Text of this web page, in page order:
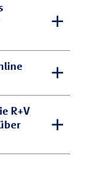
Inhalte
und
R+V